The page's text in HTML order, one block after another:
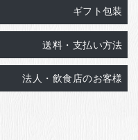
ギフト包装
送料・支払い方法
法人・飲食店のお客様